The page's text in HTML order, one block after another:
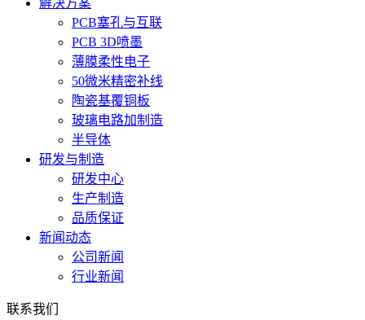
PCB塞孔与互联
PCB 3D喷墨
薄膜柔性电子
50微米精密补线
陶瓷基覆铜板
玻璃电路加制造
半导体
研发与制造
研发中心
生产制造
品质保证
新闻动态
公司新闻
行业新闻
联系我们